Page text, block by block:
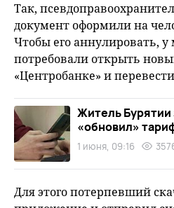
Так,
документ оформили на
Чтобы его аннулировать,
потребовали открыть
«Центробанке» и
Житель Бурятии
«обновил»
1 июня, 09:16
Для этого потерпевший